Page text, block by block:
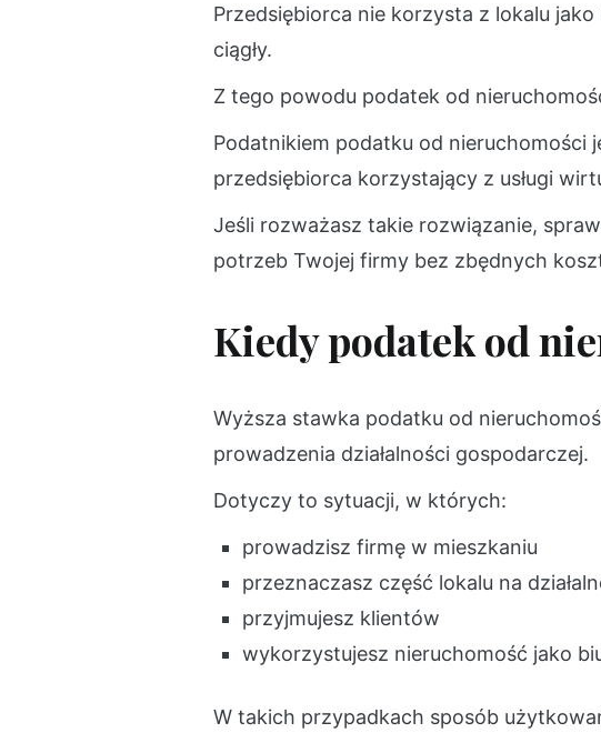
Przedsiębiorca nie korzysta z lokalu
ciągły.
Z tego powodu podatek od
Podatnikiem podatku od nieruchomości
przedsiębiorca korzystający z usługi
Jeśli rozważasz takie rozwiązanie,
potrzeb Twojej firmy bez zbędnych
Kiedy podatek od
Wyższa stawka podatku od
prowadzenia działalności gospodarczej.
Dotyczy to sytuacji, w których:
prowadzisz firmę w mieszkaniu
przeznaczasz część lokalu na
przyjmujesz klientów
wykorzystujesz nieruchomość jako
W takich przypadkach sposób